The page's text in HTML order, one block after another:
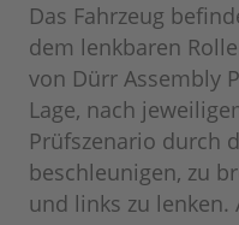
Das Fahrzeug
dem lenkbaren
von Dürr Assembly
Lage, nach
Prüfszenario durch
beschleunigen, zu
und links zu